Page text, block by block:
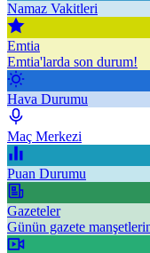
Namaz Vakitleri
Emtia
Emtia'larda son durum!
Hava Durumu
Maç Merkezi
Puan Durumu
Gazeteler
Günün gazete